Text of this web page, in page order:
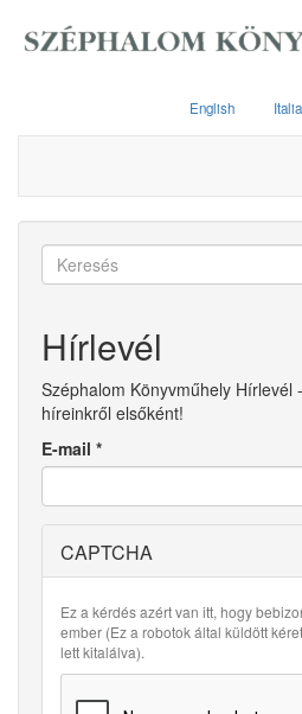
English
Keresés
Hírlevél
Széphalom Könyvműhely Hírlevél
híreinkről elsőként!
E-mail *
CAPTCHA
Ez a kérdés azért van itt, hogy
ember (Ez a robotok által küldött
lett kitalálva).